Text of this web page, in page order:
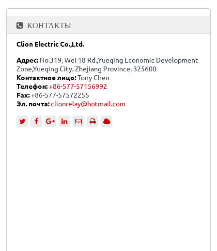
КОНТАКТЫ
Clion Electric Co.,Ltd.
Адрес: No.319, Wei 18 Rd.,Yueqing Economic Development
Zone,Yueqing City, Zhejiang Province, 325600
Контактное лицо:Tony Chen
Телефон: +86-577-57156992
Fax:+86-577-57572255
Эл. почта: clionrelay@hotmail.com